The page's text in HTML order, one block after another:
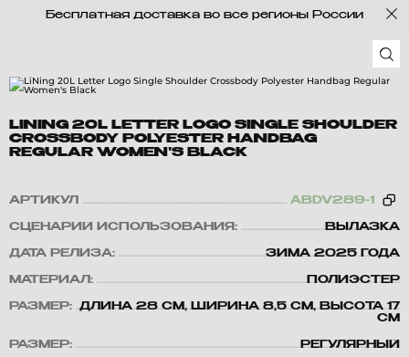
Бесплатная доставка во все регионы России
LINING 20L LETTER LOGO SINGLE SHOULDER
CROSSBODY POLYESTER HANDBAG
REGULAR WOMEN'S BLACK
АРТИКУЛ ABDV289-1
СЦЕНАРИЙ ИСПОЛЬЗОВАНИЯ: ВЫЛАЗКА
ДАТА РЕЛИЗА: ЗИМА 2025 ГОДА
МАТЕРИАЛ: ПОЛИЭСТЕР
РАЗМЕР:
ДЛИНА 28 СМ, ШИРИНА 8,5 СМ, ВЫСОТА 17
СМ
РАЗМЕР: РЕГУЛЯРНЫЙ